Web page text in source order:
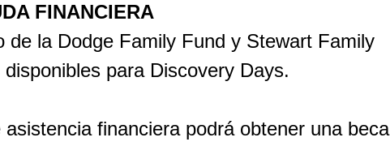
FINANCIERA
de la Dodge Family Fund y Stewart Family
para Discovery Days.
financiera podrá obtener una beca